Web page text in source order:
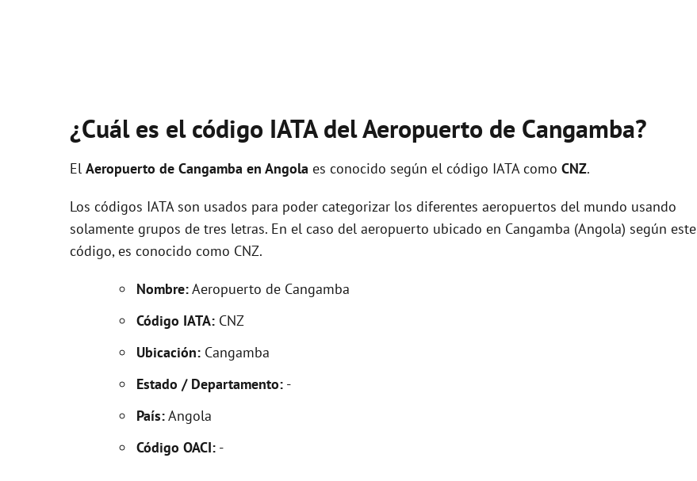
¿Cuál es el código IATA del Aeropuerto de Cangamba?
El Aeropuerto de Cangamba en Angola es conocido según el código IATA como CNZ.
Los códigos IATA son usados para poder categorizar los diferentes aeropuertos del mundo usando
solamente grupos de tres letras. En el caso del aeropuerto ubicado en Cangamba (Angola) según este
código, es conocido como CNZ.
Nombre:Aeropuerto de Cangamba
Código IATA: CNZ
Ubicación: Cangamba
Estado / Departamento: -
País:Angola
Código OACI: -